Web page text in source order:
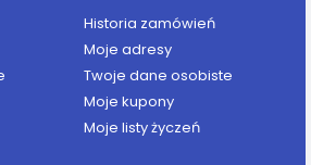
Historia zamówień
Moje adresy
Twoje dane osobiste
Moje kupony
Moje listy życzeń